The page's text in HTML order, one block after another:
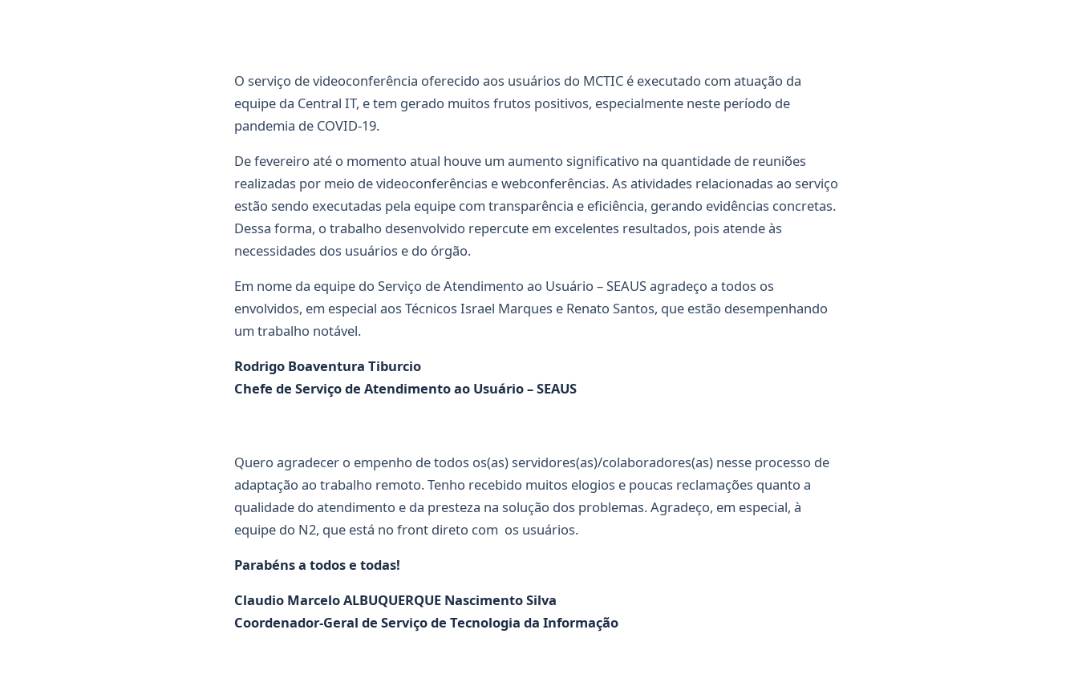
O serviço de videoconferência oferecido aos usuários do MCTIC é executado com atuação da
equipe da Central IT, e tem gerado muitos frutos positivos, especialmente neste período de
pandemia de COVID-19.
De fevereiro até o momento atual houve um aumento significativo na quantidade de reuniões
realizadas por meio de videoconferências e webconferências. As atividades relacionadas ao serviço
estão sendo executadas pela equipe com transparência e eficiência, gerando evidências concretas.
Dessa forma, o trabalho desenvolvido repercute em excelentes resultados, pois atende às
necessidades dos usuários e do órgão.
Em nome da equipe do Serviço de Atendimento ao Usuário – SEAUS agradeço a todos os
envolvidos, em especial aos Técnicos Israel Marques e Renato Santos, que estão desempenhando
um trabalho notável.
Rodrigo Boaventura Tiburcio
Chefe de Serviço de Atendimento ao Usuário – SEAUS
Quero agradecer o empenho de todos os(as) servidores(as)/colaboradores(as) nesse processo de
adaptação ao trabalho remoto. Tenho recebido muitos elogios e poucas reclamações quanto a
qualidade do atendimento e da presteza na solução dos problemas. Agradeço, em especial, à
equipe do N2, que está no front direto com os usuários.
Parabéns a todos e todas!
Claudio Marcelo ALBUQUERQUE Nascimento Silva
Coordenador-Geral de Serviço de Tecnologia da Informação